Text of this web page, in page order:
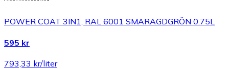
POWER COAT 3IN1, RAL 6001 SMARAGDGRÖN 0.75L
595 kr
793,33 kr/liter